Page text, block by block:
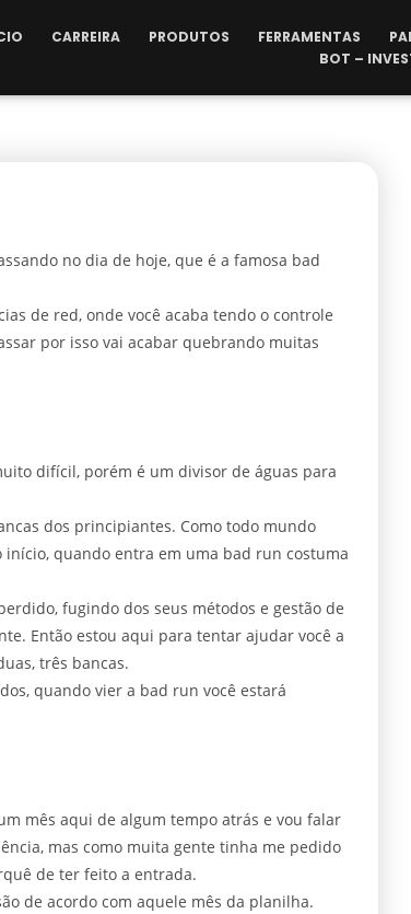
CARREIRA PRODUTOS FERRAMENTAS
BOT –
no dia de hoje, que é a famosa bad
de red, onde você acaba tendo o controle
por isso vai acabar quebrando muitas
difícil, porém é um divisor de águas para
dos principiantes. Como todo mundo
início, quando entra em uma bad run costuma
fugindo dos seus métodos e gestão de
Então estou aqui para tentar ajudar você a
três bancas.
quando vier a bad run você estará
mês aqui de algum tempo atrás e vou falar
mas como muita gente tinha me pedido
de ter feito a entrada.
de acordo com aquele mês da planilha.